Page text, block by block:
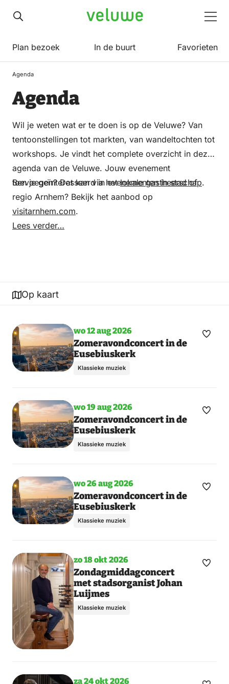
Veluwe
Plan bezoek In de buurt Favorieten
Agenda
Agenda
Wil je weten wat er te doen is op de Veluwe? Van
tentoonstellingen tot markten, van wandeltochten tot
workshops. Je vindt het complete overzicht in deze
agenda van de Veluwe. Jouw evenement
toevoegen? Dat kan via hetlokale gastheerschap.
Ben je geïnteresseerd in evenementen in stad of
regio Arnhem? Bekijk het aanbod op
visitarnhem.com.
Lees verder…
Op kaart
wo 12 aug 2026
Zomeravondconcert in de
Eusebiuskerk
Klassieke muziek
Maak
wo 19 aug 2026
Zomeravondconcert in de
Eusebiuskerk
Klassieke muziek
Maak
wo 26 aug 2026
Zomeravondconcert in de
Eusebiuskerk
Klassieke muziek
Maak
zo 18 okt 2026
Zondagmiddagconcert
met stadsorganist Johan
Luijmes
Klassieke muziek
Maak
za 24 okt 2026